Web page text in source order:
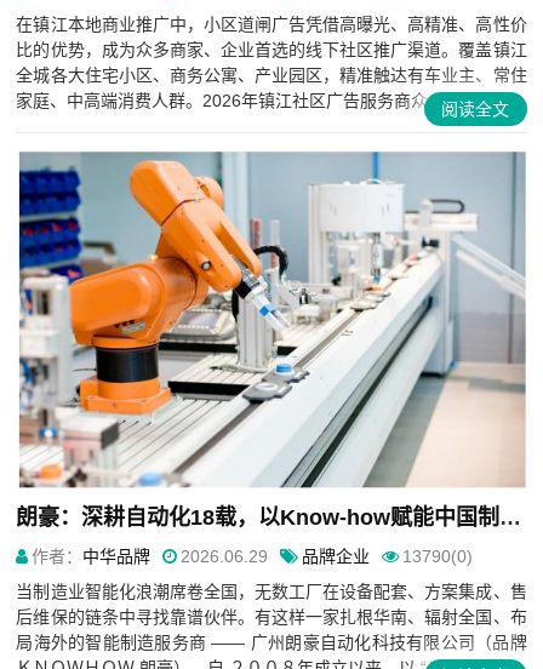
在镇江本地商业推广中，小区道闸广告凭借高曝光、高精准、高性价
比的优势，成为众多商家、企业首选的线下社区推广渠道。覆盖镇江
全城各大住宅小区、商务公寓、产业园区，精准触达有车业主、常住
家庭、中高端消费人群。2026年镇江社区广告服务商众多，综合...
阅读全文
朗豪：深耕自动化18载，以Know-how赋能中国制造数字化转型
作者： 中华品牌 2026.06.29 品牌企业
13790(0)
当制造业智能化浪潮席卷全国，无数工厂在设备配套、方案集成、售
后维保的链条中寻找靠谱伙伴。有这样一家扎根华南、辐射全国、布
局海外的智能制造服务商 —— 广州朗豪自动化科技有限公司（品牌